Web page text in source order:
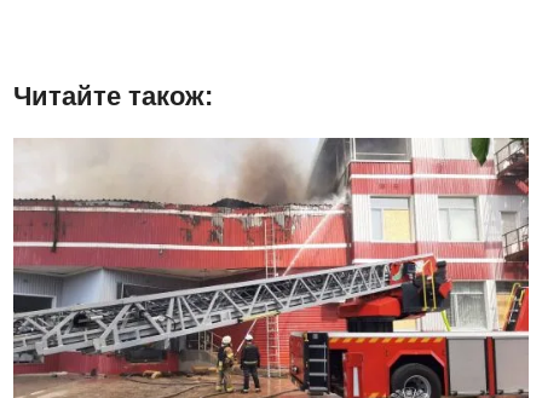
Читайте також: